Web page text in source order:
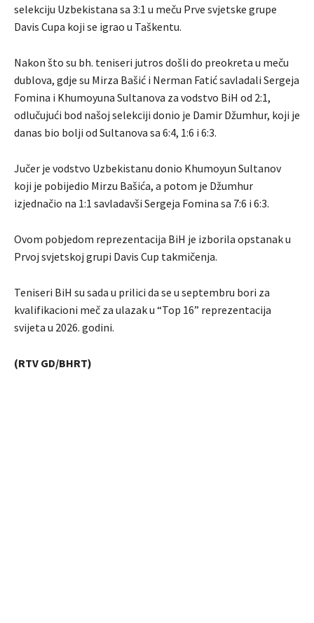
selekciju Uzbekistana sa 3:1 u meču Prve svjetske grupe
Davis Cupa koji se igrao u Taškentu.
Nakon što su bh. teniseri jutros došli do preokreta u meču
dublova, gdje su Mirza Bašić i Nerman Fatić savladali Sergeja
Fomina i Khumoyuna Sultanova za vodstvo BiH od 2:1,
odlučujući bod našoj selekciji donio je Damir Džumhur, koji je
danas bio bolji od Sultanova sa 6:4, 1:6 i 6:3.
Jučer je vodstvo Uzbekistanu donio Khumoyun Sultanov
koji je pobijedio Mirzu Bašića, a potom je Džumhur
izjednačio na 1:1 savladavši Sergeja Fomina sa 7:6 i 6:3.
Ovom pobjedom reprezentacija BiH je izborila opstanak u
Prvoj svjetskoj grupi Davis Cup takmičenja.
Teniseri BiH su sada u prilici da se u septembru bori za
kvalifikacioni meč za ulazak u “Top 16” reprezentacija
svijeta u 2026. godini.
(RTV GD/BHRT)